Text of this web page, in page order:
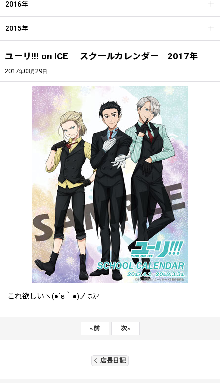
ユーリ!!! on ICE スクールカレンダー 2017年
2017年03 月29日
これ欲しいヽ(●´ε｀●)ノ ﾎｽｨ
«前 次»
店長日記
2016年
2015年